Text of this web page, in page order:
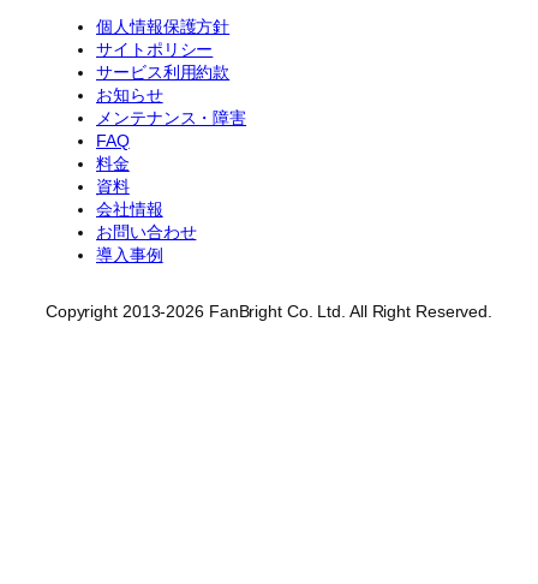
個人情報保護方針
サイトポリシー
サービス利用約款
お知らせ
メンテナンス・障害
FAQ
料金
資料
会社情報
お問い合わせ
導入事例
Copyright 2013-2026 FanBright Co. Ltd. All Right Reserved.